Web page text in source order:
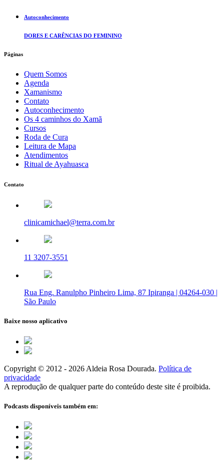
Autoconhecimento
DORES E CARÊNCIAS DO FEMININO
Páginas
Quem Somos
Agenda
Xamanismo
Contato
Autoconhecimento
Os 4 caminhos do Xamã
Cursos
Roda de Cura
Leitura de Mapa
Atendimentos
Ritual de Ayahuasca
Contato
clinicamichael@terra.com.br
11 3207-3551
Rua Eng. Ranulpho Pinheiro Lima, 87 Ipiranga | 04264-030 |
São Paulo
Baixe nosso aplicativo
Copyright © 2012 - 2026 Aldeia Rosa Dourada. Política de
privacidade
A reprodução de qualquer parte do conteúdo deste site é proibida.
Podcasts disponíveis também em: